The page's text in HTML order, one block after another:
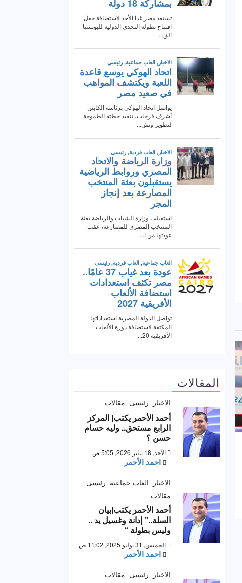
المقالات
الاخبار رئيسى مقالات
أحمد الأحمر يكتب| المركز
الرابع مستحق.. وليه حسام
حسن ؟
الأحد, 18 يناير 2026, 5:05 ص
احمد الأحمر
الاخبار العاب جماعية رئيسى
مقالات
أحمد الأحمر يكتب|بيان
السلة..” إدانة وغسيل يد ..
وليس بطولة “
الخميس, 31 يوليو 2025, 11:02 ص
احمد الأحمر
الاخبار رئيسى مقالات